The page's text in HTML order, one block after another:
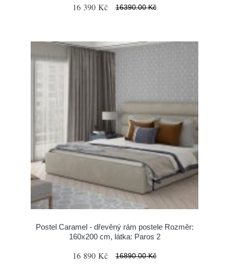
16 390 Kč 16390.00 Kč
Postel Caramel - dřevěný rám postele Rozměr:
160x200 cm, látka: Paros 2
16 890 Kč 16890.00 Kč